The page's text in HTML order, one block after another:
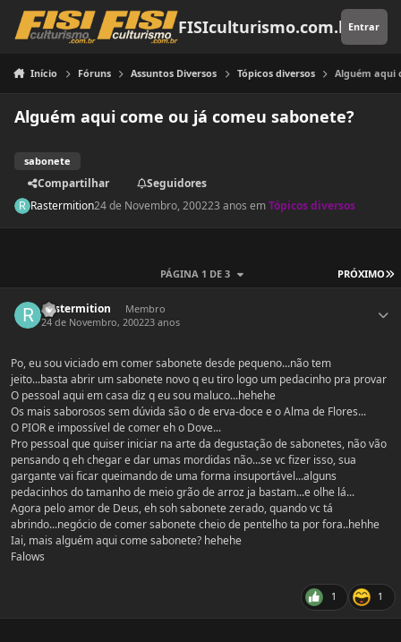
Pular para o conteúdo
FISIculturismo.com.brEntrar
Início Fóruns Assuntos Diversos Tópicos diversos Alguém aqui
Alguém aqui come ou já comeu sabonete?
sabonete
Compartilhar
Seguidores
Rastermition24 de Novembro, 200223 anos emTópicos diversos
PRÓXIMO
PÁGINA 1 DE 3
Rastermition
Membro
24 de Novembro, 200223 anos
Po, eu sou viciado em comer sabonete desde pequeno...não tem
jeito...basta abrir um sabonete novo q eu tiro logo um pedacinho pra provar
O pessoal aqui em casa diz q eu sou maluco...hehehe
Os mais saborosos sem dúvida são o de erva-doce e o Alma de Flores...
O PIOR e impossível de comer eh o Dove...
Pro pessoal que quiser iniciar na arte da degustação de sabonetes, não vão
pensando q eh chegar e dar umas mordidas não...se vc fizer isso, sua
gargante vai ficar queimando de uma forma insuportável...alguns
pedacinhos do tamanho de meio grão de arroz ja bastam...e olhe lá...
Agora pelo amor de Deus, eh soh sabonete zerado, quando vc tá
abrindo...negócio de comer sabonete cheio de pentelho ta por fora..hehhe
Iai, mais alguém aqui come sabonete? hehehe
Falows
1 1